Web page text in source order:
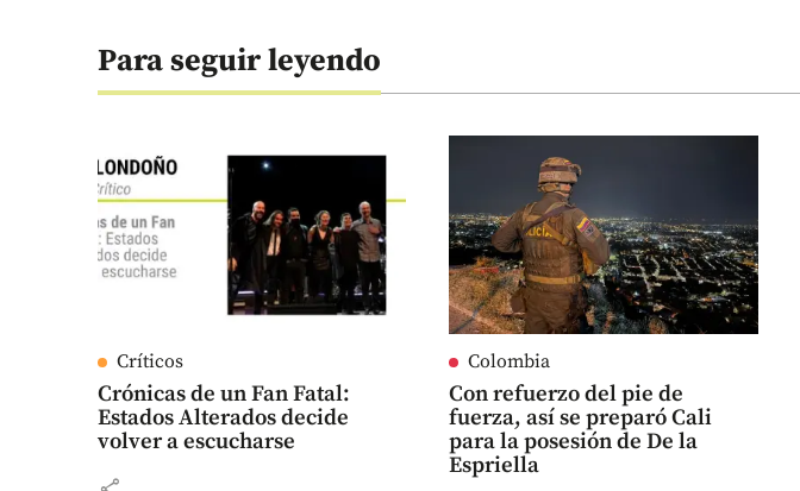
Para seguir leyendo
Críticos
Crónicas de un Fan Fatal:
Estados Alterados decide
volver a escucharse
Colombia
Con refuerzo del pie de
fuerza, así se preparó Cali
para la posesión de De la
Espriella